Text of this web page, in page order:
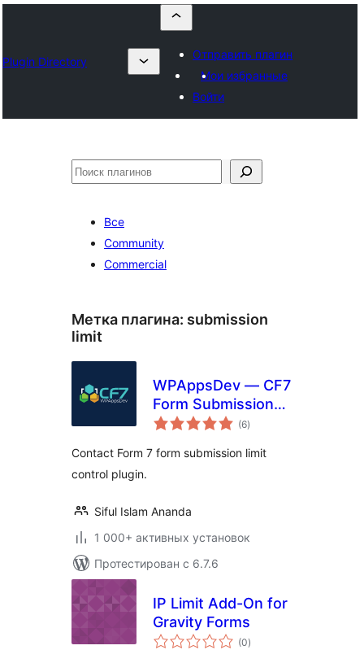
Plugin Directory
Отправить плагин
Мои избранные
Войти
Поиск
Все
Community
Commercial
Метка плагина: submission
limit
WPAppsDev — CF7
Form Submission
Limit
(6общий
рейтинг
)
Contact Form 7 form submission limit
control plugin.
Siful Islam Ananda
1 000+ активных установок
Протестирован с 6.7.6
IP Limit Add-On for
Gravity Forms
(0общий
рейтинг
)